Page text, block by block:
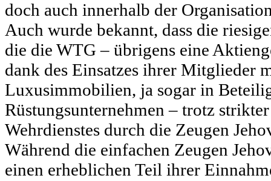
doch auch innerhalb der
Auch wurde bekannt, dass die
die die WTG – übrigens eine
dank des Einsatzes ihrer Mitglieder
Luxusimmobilien, ja sogar in
Rüstungsunternehmen – trotz
Wehrdienstes durch die Zeugen
Während die einfachen Zeugen
einen erheblichen Teil ihrer